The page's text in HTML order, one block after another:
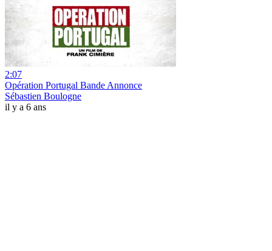
2:07
Opération Portugal Bande Annonce
Sébastien Boulogne
il y a 6 ans